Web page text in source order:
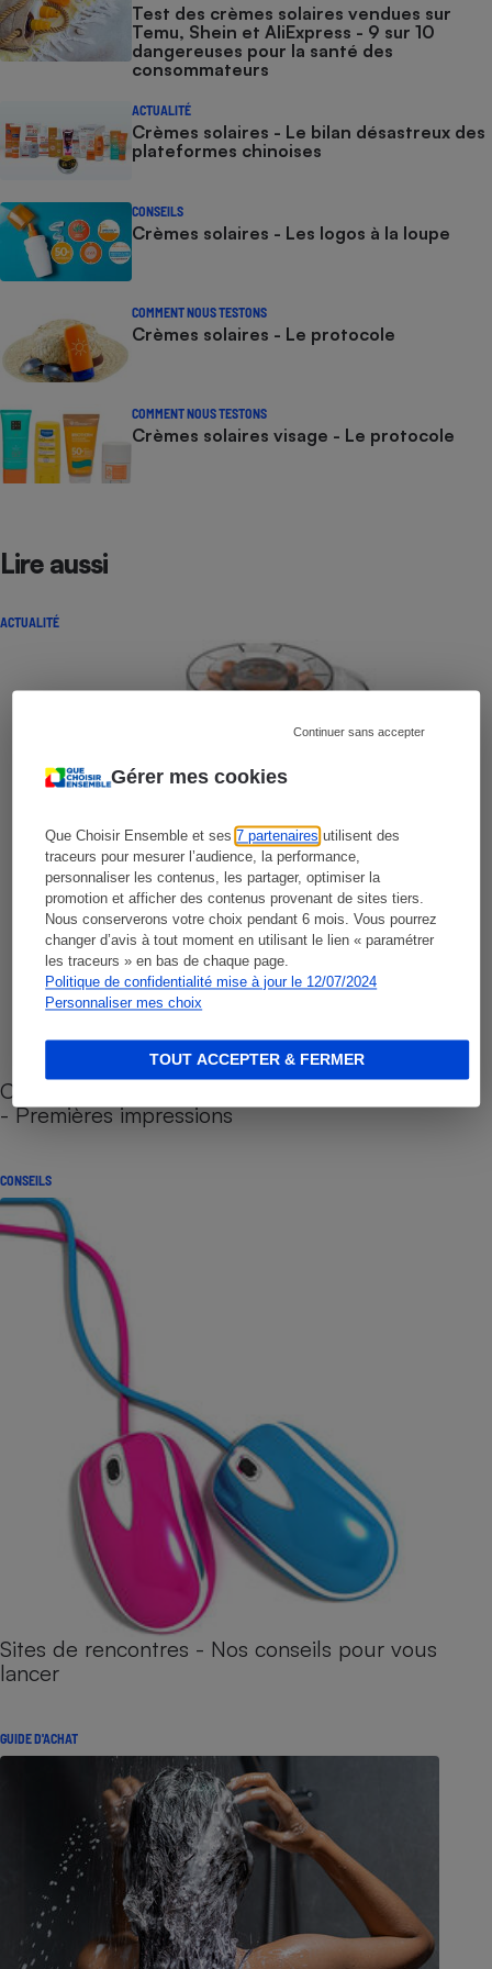
Gérer mes cookies
Que Choisir Ensemble et ses7 partenaires utilisent des
traceurs pour mesurer l’audience, la performance,
personnaliser les contenus, les partager, optimiser la
promotion et afficher des contenus provenant de sites tiers.
Nous conserverons votre choix pendant 6 mois. Vous pourrez
changer d’avis à tout moment en utilisant le lien « paramétrer
les traceurs » en bas de chaque page.
Politique de confidentialité mise à jour le 12/07/2024
Personnaliser mes choix
Continuer sans accepter
TOUT ACCEPTER & FERMER
Test des crèmes solaires vendues sur
Temu, Shein et AliExpress - 9 sur 10
dangereuses pour la santé des
consommateurs
ACTUALITÉ
Crèmes solaires - Le bilan désastreux des
plateformes chinoises
CONSEILS
Crèmes solaires - Les logos à la loupe
COMMENT NOUS TESTONS
Crèmes solaires - Le protocole
COMMENT NOUS TESTONS
Crèmes solaires visage - Le protocole
Lire aussi
ACTUALITÉ
Cafetière à capsules zéro déchet CoffeeB (vidéo)
- Premières impressions
CONSEILS
Sites de rencontres - Nos conseils pour vous
lancer
GUIDE D'ACHAT